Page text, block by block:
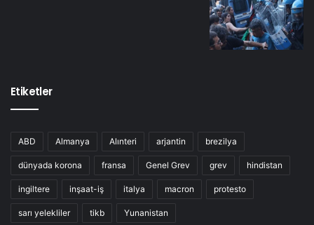
Etiketler
ABD Almanya Alınteri arjantin brezilya
dünyada korona fransa Genel Grev grev hindistan
ingiltere inşaat-iş italya macron protesto
sarı yelekliler tikb Yunanistan